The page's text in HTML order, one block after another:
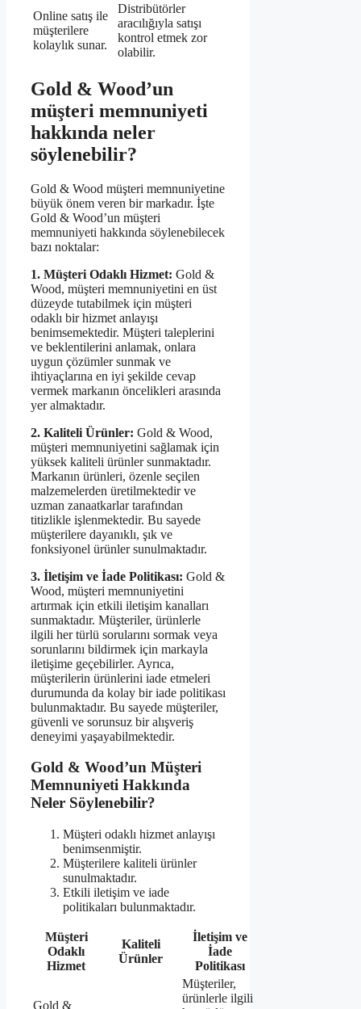
Online satış ile
müşterilere
kolaylık sunar.
Distribütörler
aracılığıyla satışı
kontrol etmek zor
olabilir.
Gold & Wood’un
müşteri memnuniyeti
hakkında neler
söylenebilir?
Gold & Wood müşteri memnuniyetine
büyük önem veren bir markadır. İşte
Gold & Wood’un müşteri
memnuniyeti hakkında söylenebilecek
bazı noktalar:
1. Müşteri Odaklı Hizmet: Gold &
Wood, müşteri memnuniyetini en üst
düzeyde tutabilmek için müşteri
odaklı bir hizmet anlayışı
benimsemektedir. Müşteri taleplerini
ve beklentilerini anlamak, onlara
uygun çözümler sunmak ve
ihtiyaçlarına en iyi şekilde cevap
vermek markanın öncelikleri arasında
yer almaktadır.
2. Kaliteli Ürünler: Gold & Wood,
müşteri memnuniyetini sağlamak için
yüksek kaliteli ürünler sunmaktadır.
Markanın ürünleri, özenle seçilen
malzemelerden üretilmektedir ve
uzman zanaatkarlar tarafından
titizlikle işlenmektedir. Bu sayede
müşterilere dayanıklı, şık ve
fonksiyonel ürünler sunulmaktadır.
3. İletişim ve İade Politikası: Gold &
Wood, müşteri memnuniyetini
artırmak için etkili iletişim kanalları
sunmaktadır. Müşteriler, ürünlerle
ilgili her türlü sorularını sormak veya
sorunlarını bildirmek için markayla
iletişime geçebilirler. Ayrıca,
müşterilerin ürünlerini iade etmeleri
durumunda da kolay bir iade politikası
bulunmaktadır. Bu sayede müşteriler,
güvenli ve sorunsuz bir alışveriş
deneyimi yaşayabilmektedir.
Gold & Wood’un Müşteri
Memnuniyeti Hakkında
Neler Söylenebilir?
Müşteri odaklı hizmet anlayışı
benimsenmiştir.
Müşterilere kaliteli ürünler
sunulmaktadır.
Etkili iletişim ve iade
politikaları bulunmaktadır.
Müşteri
Odaklı
Hizmet
Kaliteli
Ürünler
İletişim ve
İade
Politikası
Gold &
Müşteriler,
ürünlerle ilgili